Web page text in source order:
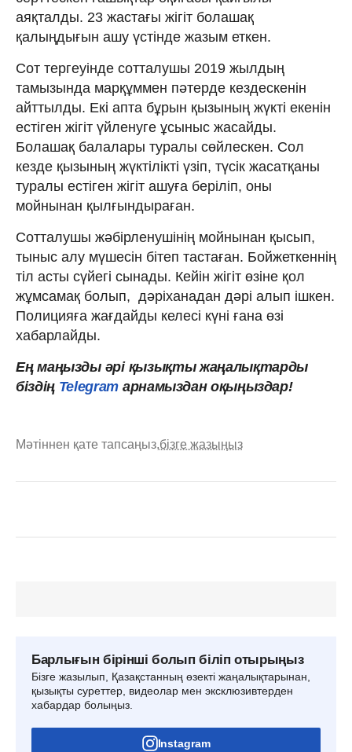
аяқталды. 23 жастағы жігіт болашақ
қалыңдығын ашу үстінде жазым еткен.
Сот тергеуінде сотталушы 2019 жылдың
тамызында марқұммен пәтерде кездескенін
айттылды. Екі апта бұрын қызының жүкті екенін
естіген жігіт үйленуге ұсыныс жасайды.
Болашақ балалары туралы сөйлескен. Сол
кезде қызының жүктілікті үзіп, түсік жасатқаны
туралы естіген жігіт ашуға беріліп, оны
мойнынан қылғындыраған.
Сотталушы жәбірленушінің мойнынан қысып,
тыныс алу мүшесін бітеп тастаған. Бойжеткеннің
тіл асты сүйегі сынады. Кейін жігіт өзіне қол
жұмсамақ болып, дәріханадан дәрі алып ішкен.
Полицияға жағдайды келесі күні ғана өзі
хабарлайды.
Ең маңызды әрі қызықты жаңалықтарды
біздің Telegram арнамыздан оқыңыздар!
Мәтіннен қате тапсаңыз,бізге жазыңыз
Барлығын бірінші болып біліп отырыңыз
Бізге жазылып, Қазақстанның өзекті жаңалықтарынан,
қызықты суреттер, видеолар мен эксклюзивтерден
хабардар болыңыз.
Instagram